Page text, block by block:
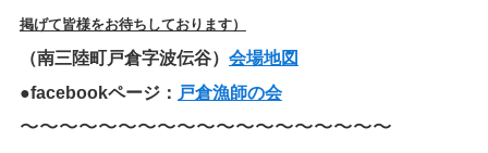
掲げて皆様をお待ちしております）
（南三陸町戸倉字波伝谷） 会場地図
●facebookページ： 戸倉漁師の会
〜〜〜〜〜〜〜〜〜〜〜〜〜〜〜〜〜〜〜